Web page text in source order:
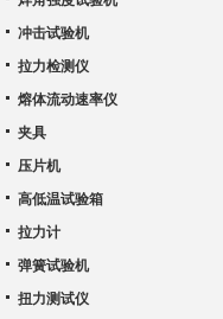
冲击试验机
拉力检测仪
熔体流动速率仪
夹具
压片机
高低温试验箱
拉力计
弹簧试验机
扭力测试仪